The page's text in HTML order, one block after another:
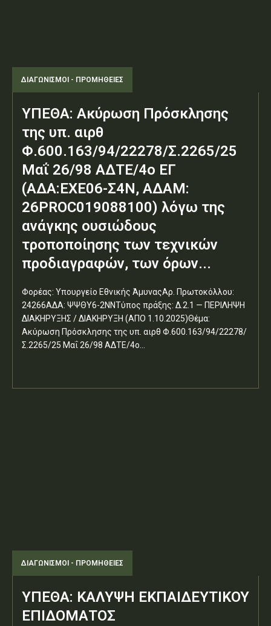
ΔΙΑΓΩΝΙΣΜΟΊ - ΠΡΟΜΉΘΕΙΕΣ
ΥΠΕΘΑ: Ακύρωση Πρόσκλησης
της υπ. αιρθ
Φ.600.163/94/22278/Σ.2265/25
Μαΐ 26/98 ΑΔΤΕ/4ο ΕΓ
(ΑΔΑ:ΕΧΕ06-Σ4Ν, ΑΔΑΜ:
26PROC019088100) λόγω της
ανάγκης ουσιώδους
τροποποίησης των τεχνικών
προδιαγραφών, των όρων...
Φορέας: Υπουργείο Εθνικής ΆμυναςΑρ. Πρωτοκόλλου:
24266ΑΔΑ: ΨΨΘΥ6-2ΝΝΤύπος πράξης: Δ.2.1 — ΠΕΡΙΛΗΨΗ
ΔΙΑΚΗΡΥΞΗΣ / ΔΙΑΚΗΡΥΞΗ (ΑΠΟ 1.10.2025)Θέμα:
Ακύρωση Πρόσκλησης της υπ. αιρθ Φ.600.163/94/22278/
Σ.2265/25 Μαΐ 26/98 ΑΔΤΕ/4ο...
ΔΙΑΓΩΝΙΣΜΟΊ - ΠΡΟΜΉΘΕΙΕΣ
ΥΠΕΘΑ: ΚΑΛΥΨΗ ΕΚΠΑΙΔΕΥΤΙΚΟΥ
ΕΠΙΔΟΜΑΤΟΣ